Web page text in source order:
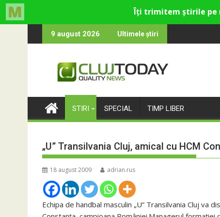
to
9 august 2026 Ultimele știri
catolică din Cluj
care rămân: Almost Still Trendyol
STIRI SPECIAL TIMP LIBER
„U” Transilvania Cluj, amical cu HCM
18 august 2009 adrian.rus
Echipa de handbal masculin „U” Transilvania Cluj va